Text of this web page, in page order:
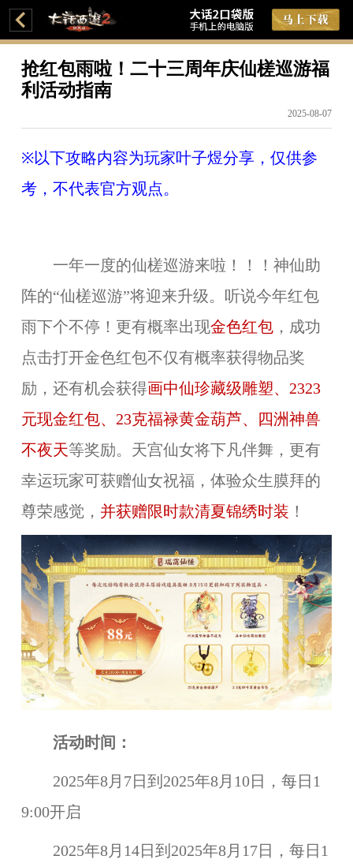
抢红包雨啦！二十三周年庆仙槎巡游福
利活动指南
2025-08-07
※以下攻略内容为玩家叶子煜分享，仅供参
考，不代表官方观点。
一年一度的仙槎巡游来啦！！！神仙助
阵的“仙槎巡游”将迎来升级。听说今年红包
雨下个不停！更有概率出现金色红包，成功
点击打开金色红包不仅有概率获得物品奖
励，还有机会获得画中仙珍藏级雕塑、2323
元现金红包、23克福禄黄金葫芦、四洲神兽
不夜天等奖励。天宫仙女将下凡伴舞，更有
幸运玩家可获赠仙女祝福，体验众生膜拜的
尊荣感觉， 并获赠限时款清夏锦绣时装 ！
活动时间：
2025年8月7日到2025年8月10日，每日1
9:00开启
2025年8月14日到2025年8月17日，每日1